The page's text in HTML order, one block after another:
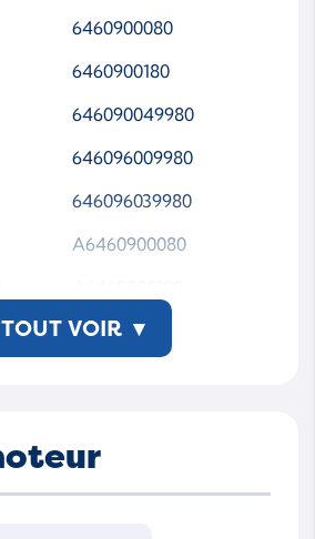
742693-5004S
7426930002
7426935003S
7426939004S
6460900080
6460900180
646090049980
646096009980
646096039980
A6460900080
A6460900499
A6460960499
TOUT VOIR ▾